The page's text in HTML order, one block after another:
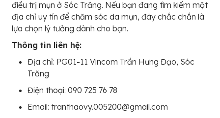
điều trị mụn ở Sóc Trăng. Nếu bạn đang tìm kiếm một
địa chỉ uy tín để chăm sóc da mụn, đây chắc chắn là
lựa chọn lý tưởng dành cho bạn.
Thông tin liên hệ:
Địa chỉ: PG01-11 Vincom Trần Hưng Đạo, Sóc
Trăng
Điện thoại: 090 725 76 78
Email: tranthaovy.005200@gmail.com